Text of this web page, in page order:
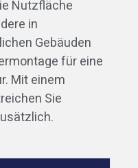
Nutzfläche
in
Gebäuden
für eine
Mit einem
Sie